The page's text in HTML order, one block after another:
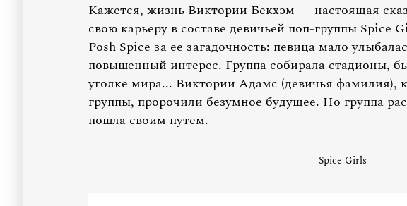
Кажется, жизнь Виктории Бекхэм — настоящая
свою карьеру в составе девичьей поп-группы
Posh Spice за ее загадочность: певица мало
повышенный интерес. Группа собирала стадионы,
уголке мира... Виктории Адамс (девичья фамилия),
группы, пророчили безумное будущее. Но группа
пошла своим путем.
Spice Girls